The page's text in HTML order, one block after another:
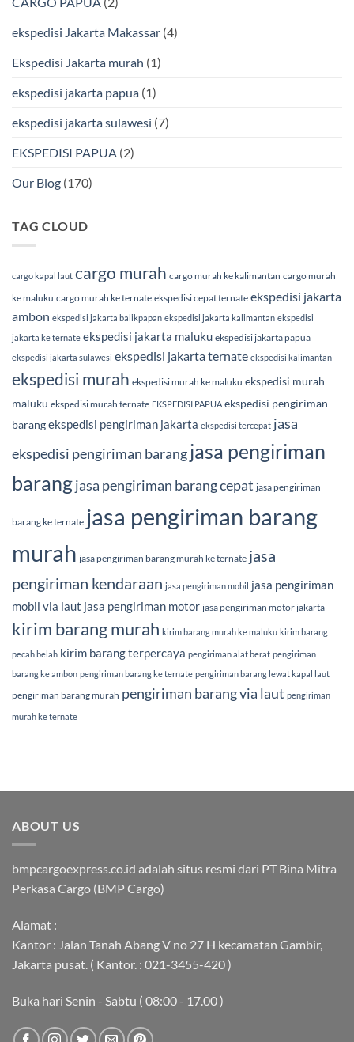
&
Laut
BMP
ekspedisi Jakarta Makassar (4)
Ekspedisi Jakarta murah (1)
ekspedisi jakarta papua (1)
ekspedisi jakarta sulawesi (7)
EKSPEDISI PAPUA (2)
Our Blog (170)
TAG CLOUD
cargo kapal laut cargo murah cargo murah ke kalimantan cargo murah
ke maluku cargo murah ke ternate ekspedisi cepat ternate ekspedisi jakarta
ambon ekspedisi jakarta balikpapan ekspedisi jakarta kalimantan ekspedisi
jakarta ke ternate ekspedisi jakarta maluku ekspedisi jakarta papua
ekspedisi jakarta sulawesi ekspedisi jakarta ternate ekspedisi kalimantan
ekspedisi murah ekspedisi murah ke maluku ekspedisi murah
maluku ekspedisi murah ternate EKSPEDISI PAPUA ekspedisi pengiriman
barangekspedisi pengiriman jakarta ekspedisi tercepat jasa
ekspedisi pengiriman barangjasa pengiriman
barangjasa pengiriman barang cepat jasa pengiriman
barang ke ternate jasa pengiriman barang
murah jasa pengiriman barang murah ke ternate jasa
pengiriman kendaraan jasa pengiriman mobil jasa pengiriman
mobil via laut jasa pengiriman motor jasa pengiriman motor jakarta
kirim barang murah kirim barang murah ke maluku kirim barang
pecah belah kirim barang terpercaya pengiriman alat berat pengiriman
barang ke ambon pengiriman barang ke ternate pengiriman barang lewat kapal laut
pengiriman barang murah pengiriman barang via laut pengiriman
murah ke ternate
ABOUT US
bmpcargoexpress.co.id adalah situs resmi dari PT Bina Mitra
Perkasa Cargo (BMP Cargo)
Alamat :
Kantor : Jalan Tanah Abang V no 27 H kecamatan Gambir,
Jakarta pusat. ( Kantor. : 021-3455-420 )
Buka hari Senin - Sabtu ( 08:00 - 17.00 )